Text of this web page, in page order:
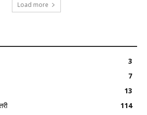
Load more
3
7
13
114